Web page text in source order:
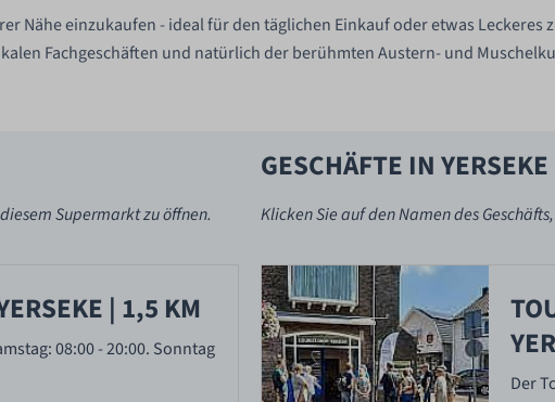
Nähe einzukaufen - ideal für den täglichen Einkauf oder etwas Leckeres
Fachgeschäften und natürlich der berühmten Austern- und
Supermarkt zu öffnen.
| 1,5 KM
08:00 - 20:00. Sonntag
GESCHÄFTE IN YERSEKE
Klicken Sie auf den Namen des
Der